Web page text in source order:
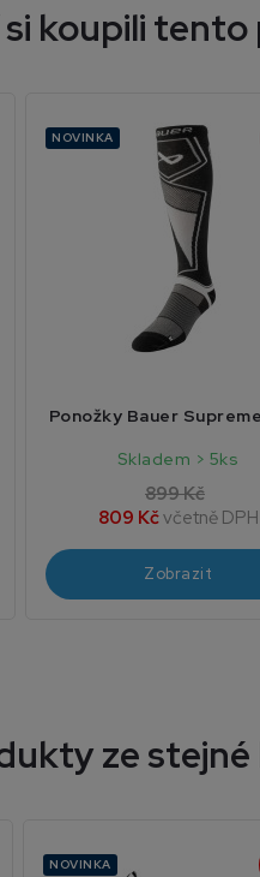
koupili
NOVINKA
Ponožky Bauer
Skladem > 5ks
899 Kč
809 Kčvčetně DPH
Zobrazit
ze
NOVINKA